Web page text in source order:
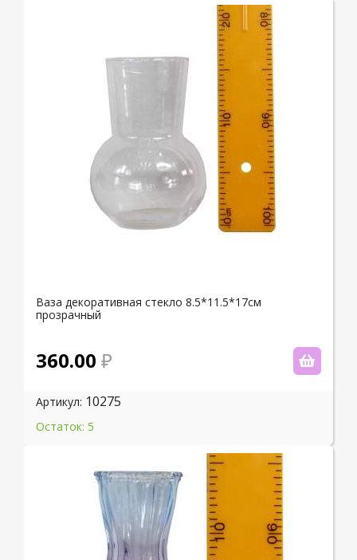
Ваза декоративная стекло 8.5*11.5*17см
прозрачный
360.00
Артикул: 10275
Остаток: 5